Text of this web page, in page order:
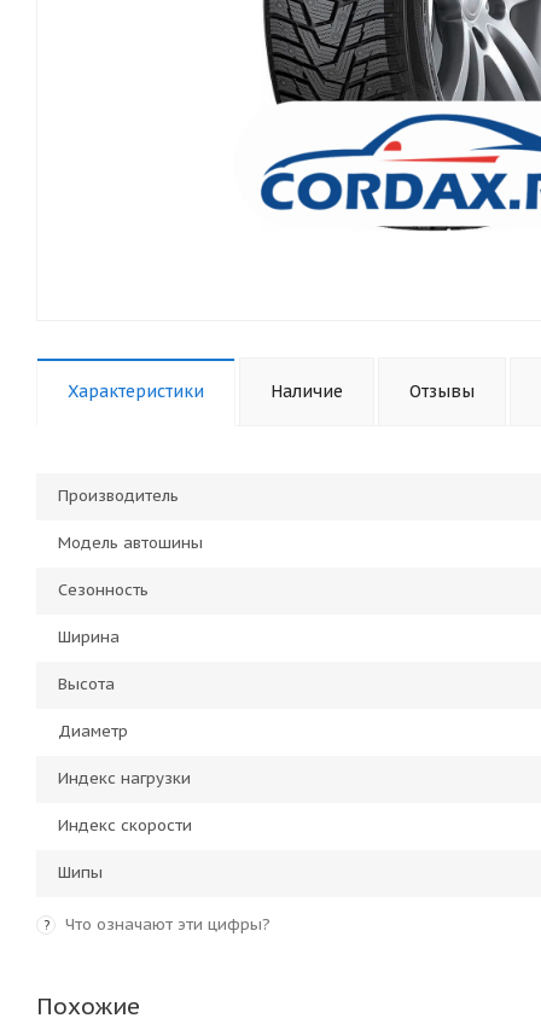
Характеристики Наличие Отзывы
Производитель
Модель автошины
Сезонность
Ширина
Высота
Диаметр
Индекс нагрузки
Индекс скорости
Шипы
? Что означают эти цифры?
Похожие